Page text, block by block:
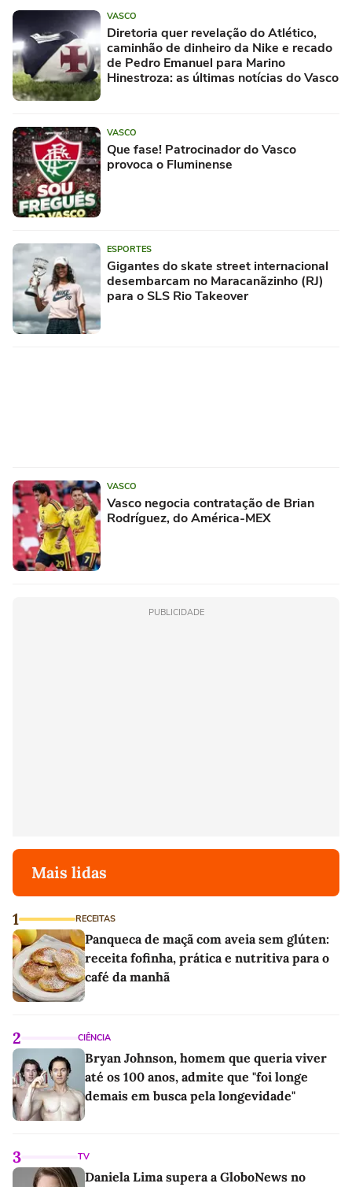
VASCO
Diretoria quer revelação do Atlético,
caminhão de dinheiro da Nike e recado
de Pedro Emanuel para Marino
Hinestroza: as últimas notícias do Vasco
VASCO
Que fase! Patrocinador do Vasco
provoca o Fluminense
ESPORTES
Gigantes do skate street internacional
desembarcam no Maracanãzinho (RJ)
para o SLS Rio Takeover
VASCO
Vasco negocia contratação de Brian
Rodríguez, do América-MEX
PUBLICIDADE
Mais lidas
1 RECEITAS
Panqueca de maçã com aveia sem glúten:
receita fofinha, prática e nutritiva para o
café da manhã
2 CIÊNCIA
Bryan Johnson, homem que queria viver
até os 100 anos, admite que "foi longe
demais em busca pela longevidade"
3 TV
Daniela Lima supera a GloboNews no